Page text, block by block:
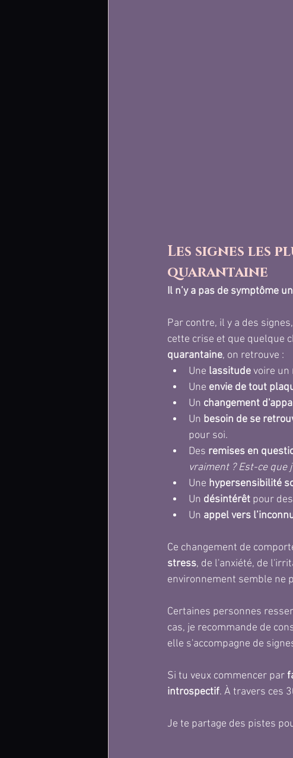
Les signes les
quarantaine
Il n’y a pas de symptôme
Par contre, il y a des
cette crise et que quelque
quarantaine, on retrouve :
Une lassitude voire un
Une envie de tout
Un changement
Un besoin de se
pour soi.
Des remises en
vraiment ? Est-ce que
Une hypersensibilité
Un désintérêt pour
Un appel vers
Ce changement de
stress, de l'anxiété, de
environnement semble ne
Certaines personnes
cas, je recommande de
elle s'accompagne de
Si tu veux commencer par
introspectif. À travers ces
Je te partage des pistes